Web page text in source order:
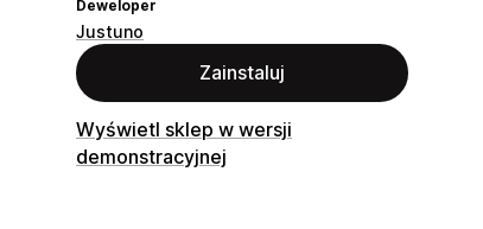
Deweloper
Justuno
Zainstaluj
Wyświetl sklep w wersji
demonstracyjnej